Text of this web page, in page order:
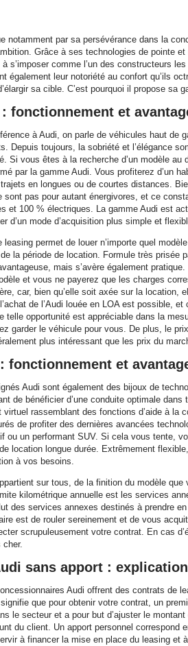
notamment par sa persévérance dans la
Grâce à ses technologies de pointe
s’imposer comme l’un des constructeurs
également leur notoriété au confort qu’ils
sa cible. C’est pourquoi il propose sa
fonctionnement et
à Audi, on parle de véhicules haut de
Depuis toujours, la sobriété et l’élégance
Si vous êtes à la recherche d’un modèle
par la gamme Audi. Vous profiterez d’un
en longues ou de courtes distances.
sont pas pour autant énergivores, et ce
et 100 % électriques. La gamme Audi est
d’un mode d’acquisition plus simple et
leasing permet de louer n’importe quel
la période de location. Formule très prisée
mais s’avère également
et vous ne payerez que les charges
car, bien qu’elle soit axée sur la location,
de l’Audi louée en LOA est possible,
telle opportunité est appréciable dans la
garder le véhicule pour vous. De plus, le
plus intéressant que les prix du
fonctionnement et
Audi sont également des bijoux de
de bénéficier d’une conduite optimale
virtuel rassemblant des fonctions d’aide à la
de profiter des dernières avancées
ou un performant SUV. Si cela vous tente,
location longue durée. Extrêmement
à vos besoins.
sur tous, de la finition du modèle
kilométrique annuelle est les services
des services annexes destinés à prendre
est de rouler sereinement et de vous
scrupuleusement votre contrat. En cas
cher.
sans apport :
Audi offrent des contrats de
que pour obtenir votre contrat, un
le secteur et a pour but d’ajuster le
du client. Un apport personnel correspond
à financer la mise en place du leasing et